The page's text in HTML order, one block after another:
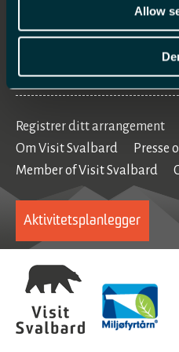
Allow
Se og gjøre
Home
Registrer ditt arrangement
Om Visit Svalbard
Presse
Member of Visit Svalbard
Aktivitetsplanlegger